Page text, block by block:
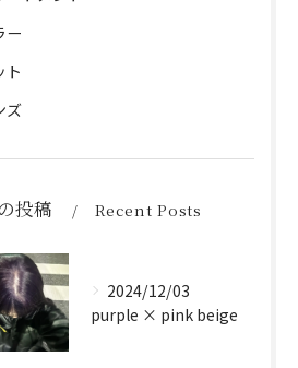
ー
ト
ズ
投稿 Recent Posts
2024/12/03
purple × pink beige